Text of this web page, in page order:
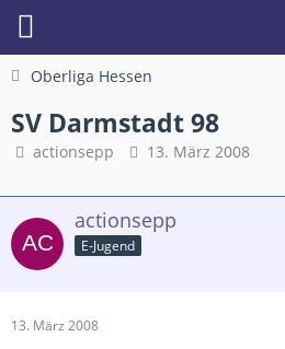
Oberliga Hessen
SV Darmstadt 98
actionsepp 13. März 2008
actionsepp
E-Jugend
13. März 2008